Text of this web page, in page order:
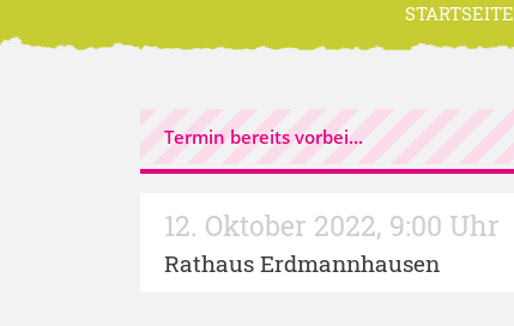
STARTSEITE
Termin bereits vorbei...
12. Oktober 2022, 9:00 Uhr
Rathaus Erdmannhausen